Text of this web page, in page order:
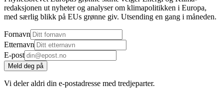
redaksjonen ut nyheter og analyser om klimapolitikken i Europa,
med særlig blikk på EUs grønne giv. Utsending en gang i måneden.
Fornavn
Etternavn
E-post
Meld deg på
Vi deler aldri din e-postadresse med tredjeparter.